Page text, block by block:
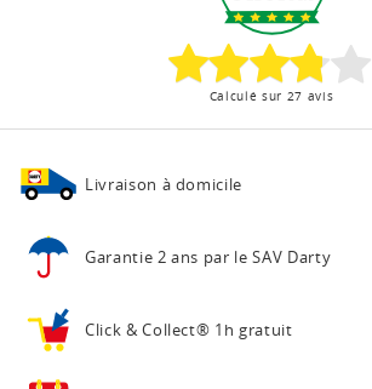
Calculé sur 27 avis
Livraison à domicile
Garantie 2 ans par le SAV Darty
Click & Collect® 1h gratuit